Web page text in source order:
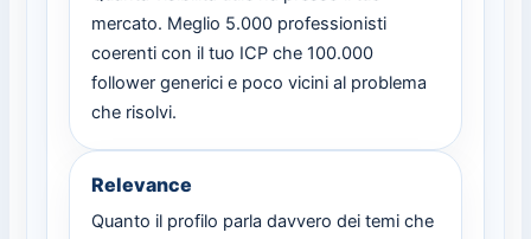
mercato. Meglio 5.000 professionisti
coerenti con il tuo ICP che 100.000
follower generici e poco vicini al problema
che risolvi.
Relevance
Quanto il profilo parla davvero dei temi che